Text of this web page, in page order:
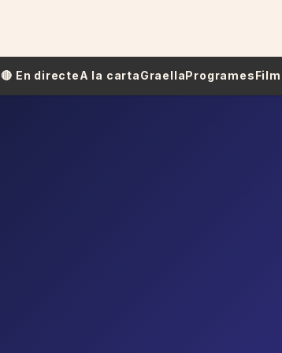
🔴​​ En directeA la cartaGraellaProgrames